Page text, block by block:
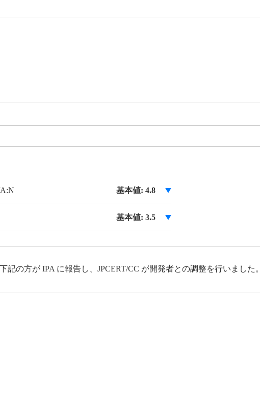
基本値: 4.8
基本値: 3.5
の方が IPA に報告し、JPCERT/CC が開発者との調整を行いました。